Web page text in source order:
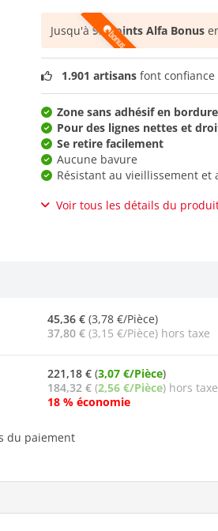
Jusqu'à92 points Alfa Bonus
1.901 artisans font
Zone sans adhésif en
Pour des lignes nettes et
Se retire facilement
Aucune bavure
Résistant au vieillissement et
Voir tous les détails du
45,36 € (3,78 €/Pièce)
37,80 € (3,15 €/Pièce) hors taxe
221,18 € (3,07 €/Pièce)
184,32 € (2,56 €/Pièce) hors taxe
18 % économie
du paiement